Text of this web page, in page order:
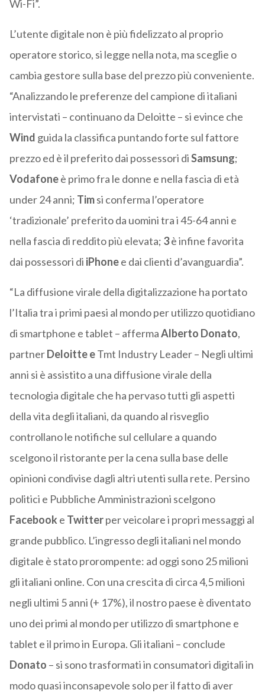
Wi-Fi”.
L’utente digitale non è più fidelizzato al proprio
operatore storico, si legge nella nota, ma sceglie o
cambia gestore sulla base del prezzo più conveniente.
“Analizzando le preferenze del campione di italiani
intervistati – continuano da Deloitte – si evince che
Wind guida la classifica puntando forte sul fattore
prezzo ed è il preferito dai possessori diSamsung;
Vodafoneè primo fra le donne e nella fascia di età
under 24 anni; Timsi conferma l’operatore
‘tradizionale’ preferito da uomini tra i 45-64 anni e
nella fascia di reddito più elevata; 3è infine favorita
dai possessori di iPhonee dai clienti d’avanguardia”.
“La diffusione virale della digitalizzazione ha portato
l’Italia tra i primi paesi al mondo per utilizzo quotidiano
di smartphone e tablet – affermaAlberto Donato,
partnerDeloitte eTmt Industry Leader – Negli ultimi
anni si è assistito a una diffusione virale della
tecnologia digitale che ha pervaso tutti gli aspetti
della vita degli italiani, da quando al risveglio
controllano le notifiche sul cellulare a quando
scelgono il ristorante per la cena sulla base delle
opinioni condivise dagli altri utenti sulla rete. Persino
politici e Pubbliche Amministrazioni scelgono
Facebooke Twitterper veicolare i propri messaggi al
grande pubblico. L’ingresso degli italiani nel mondo
digitale è stato prorompente: ad oggi sono 25 milioni
gli italiani online. Con una crescita di circa 4,5 milioni
negli ultimi 5 anni (+ 17%), il nostro paese è diventato
uno dei primi al mondo per utilizzo di smartphone e
tablet e il primo in Europa. Gli italiani – conclude
Donato – si sono trasformati in consumatori digitali in
modo quasi inconsapevole solo per il fatto di aver